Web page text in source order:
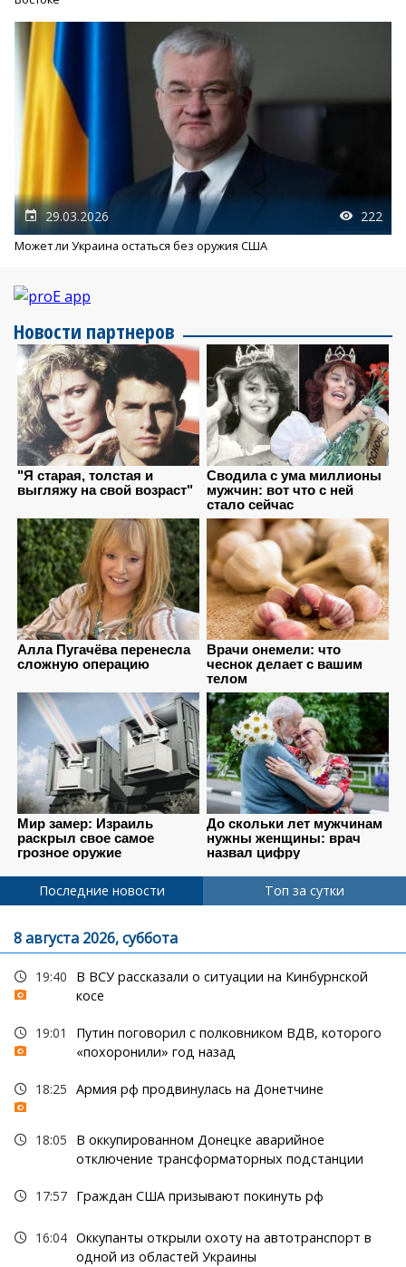
29.03.2026 222
Может ли Украина остаться без оружия США
Новости партнеров
Последние новости Топ за сутки
8 августа 2026, суббота
19:40
В ВСУ рассказали о ситуации на Кинбурнской
косе
19:01
Путин поговорил с полковником ВДВ, которого
«похоронили» год назад
18:25 Армия рф продвинулась на Донетчине
18:05
В оккупированном Донецке аварийное
отключение трансформаторных подстанции
17:57 Граждан США призывают покинуть рф
16:04 Оккупанты открыли охоту на автотранспорт в
одной из областей Украины